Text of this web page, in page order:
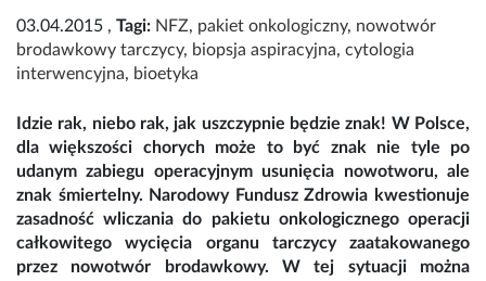
03.04.2015 , Tagi: NFZ, pakiet onkologiczny, nowotwór
brodawkowy tarczycy, biopsja aspiracyjna, cytologia
interwencyjna, bioetyka
Idzie rak, niebo rak, jak uszczypnie będzie znak! W Polsce,
dla większości chorych może to być znak nie tyle po
udanym zabiegu operacyjnym usunięcia nowotworu, ale
znak śmiertelny. Narodowy Fundusz Zdrowia kwestionuje
zasadność wliczania do pakietu onkologicznego operacji
całkowitego wycięcia organu tarczycy zaatakowanego
przez nowotwór brodawkowy. W tej sytuacji można